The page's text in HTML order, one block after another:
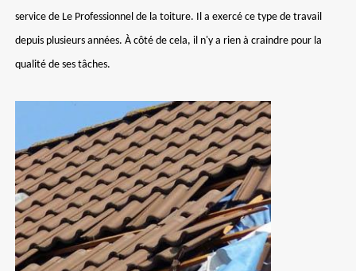
service de Le Professionnel de la toiture. Il a exercé ce type de travail
depuis plusieurs années. À côté de cela, il n'y a rien à craindre pour la
qualité de ses tâches.